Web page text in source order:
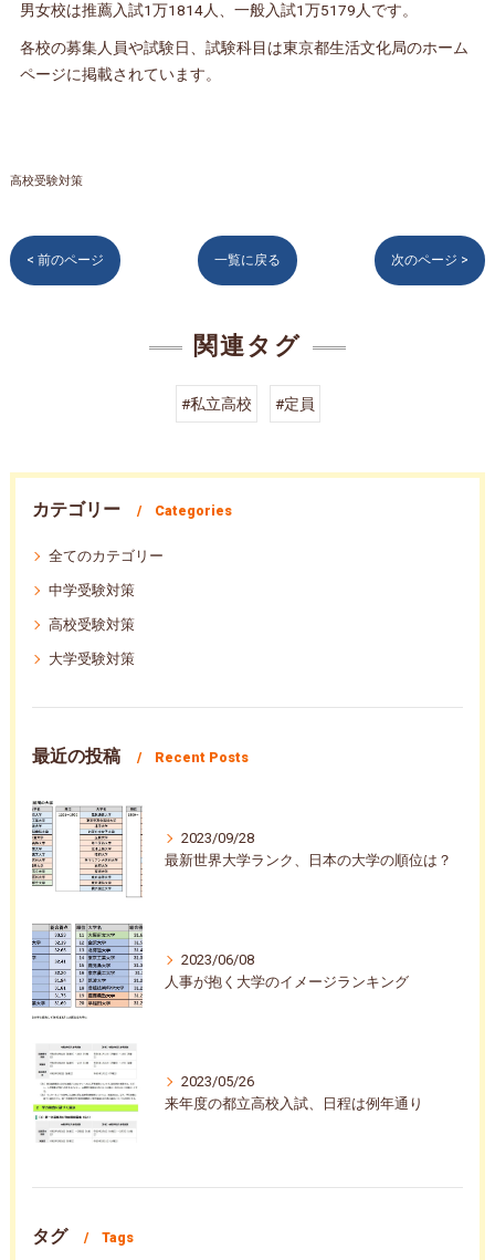
男女校は推薦入試1万1814人、一般入試1万5179人です。
各校の募集人員や試験日、試験科目は東京都生活文化局のホーム
ページに掲載されています。
高校受験対策
< 前のページ 一覧に戻る 次のページ >
関連タグ
#私立高校 #定員
カテゴリー Categories
全てのカテゴリー
中学受験対策
高校受験対策
大学受験対策
最近の投稿 Recent Posts
2023/09/28
最新世界大学ランク、日本の大学の順位は？
2023/06/08
人事が抱く大学のイメージランキング
2023/05/26
来年度の都立高校入試、日程は例年通り
タグ Tags